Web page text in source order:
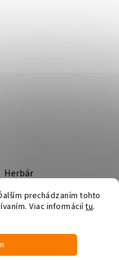
prechádzaním tohto
Viac informáciítu.
Herbár
práva vyhradené.